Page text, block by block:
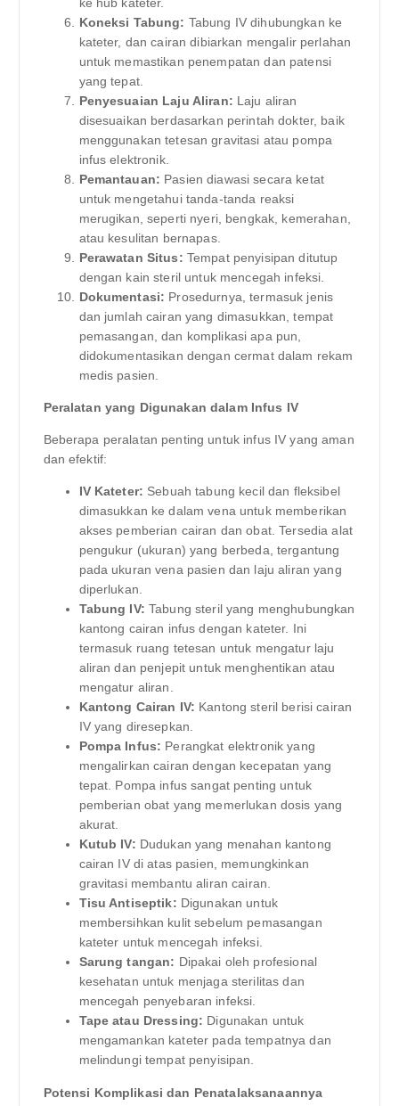
ke hub kateter.
Koneksi Tabung: Tabung IV dihubungkan ke
kateter, dan cairan dibiarkan mengalir perlahan
untuk memastikan penempatan dan patensi
yang tepat.
Penyesuaian Laju Aliran: Laju aliran
disesuaikan berdasarkan perintah dokter, baik
menggunakan tetesan gravitasi atau pompa
infus elektronik.
Pemantauan: Pasien diawasi secara ketat
untuk mengetahui tanda-tanda reaksi
merugikan, seperti nyeri, bengkak, kemerahan,
atau kesulitan bernapas.
Perawatan Situs: Tempat penyisipan ditutup
dengan kain steril untuk mencegah infeksi.
Dokumentasi: Prosedurnya, termasuk jenis
dan jumlah cairan yang dimasukkan, tempat
pemasangan, dan komplikasi apa pun,
didokumentasikan dengan cermat dalam rekam
medis pasien.
Peralatan yang Digunakan dalam Infus IV
Beberapa peralatan penting untuk infus IV yang aman
dan efektif:
IV Kateter: Sebuah tabung kecil dan fleksibel
dimasukkan ke dalam vena untuk memberikan
akses pemberian cairan dan obat. Tersedia alat
pengukur (ukuran) yang berbeda, tergantung
pada ukuran vena pasien dan laju aliran yang
diperlukan.
Tabung IV: Tabung steril yang menghubungkan
kantong cairan infus dengan kateter. Ini
termasuk ruang tetesan untuk mengatur laju
aliran dan penjepit untuk menghentikan atau
mengatur aliran.
Kantong Cairan IV: Kantong steril berisi cairan
IV yang diresepkan.
Pompa Infus: Perangkat elektronik yang
mengalirkan cairan dengan kecepatan yang
tepat. Pompa infus sangat penting untuk
pemberian obat yang memerlukan dosis yang
akurat.
Kutub IV: Dudukan yang menahan kantong
cairan IV di atas pasien, memungkinkan
gravitasi membantu aliran cairan.
Tisu Antiseptik: Digunakan untuk
membersihkan kulit sebelum pemasangan
kateter untuk mencegah infeksi.
Sarung tangan: Dipakai oleh profesional
kesehatan untuk menjaga sterilitas dan
mencegah penyebaran infeksi.
Tape atau Dressing: Digunakan untuk
mengamankan kateter pada tempatnya dan
melindungi tempat penyisipan.
Potensi Komplikasi dan Penatalaksanaannya